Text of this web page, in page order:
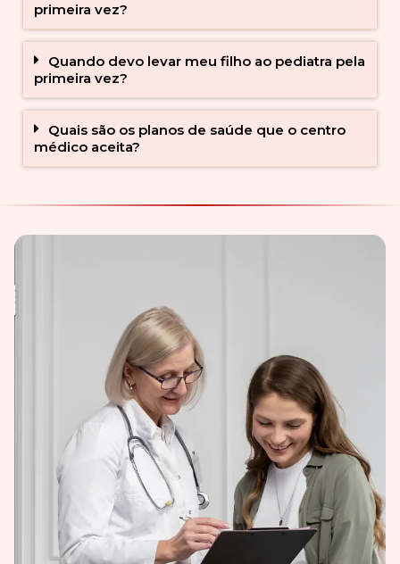
primeira vez?
Quando devo levar meu filho ao pediatra pela
primeira vez?
Quais são os planos de saúde que o centro
médico aceita?